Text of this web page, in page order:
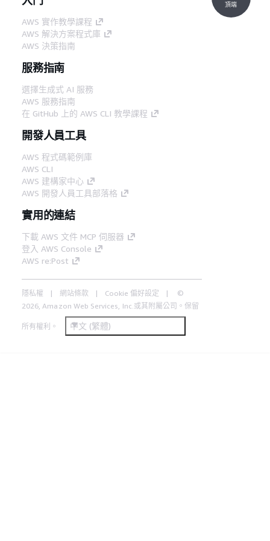
AWS 實作教學課程
AWS 解決方案程式庫
AWS 決策指南
服務指南
選擇生成式 AI 服務
AWS 服務指南
在 GitHub 上的 AWS CLI 教學課程
開發人員工具
AWS 程式碼範例庫
AWS CLI
AWS 建構家中心
AWS 開發人員工具部落格
實用的連結
下載 AWS 文件 MCP 伺服器
登入 AWS Console
AWS re:Post
隱私權 網站條款 Cookie 偏好設定
©
2026, Amazon Web Services, Inc.或其附屬公司。保留
所有權利。 中文 (繁體)
頂端